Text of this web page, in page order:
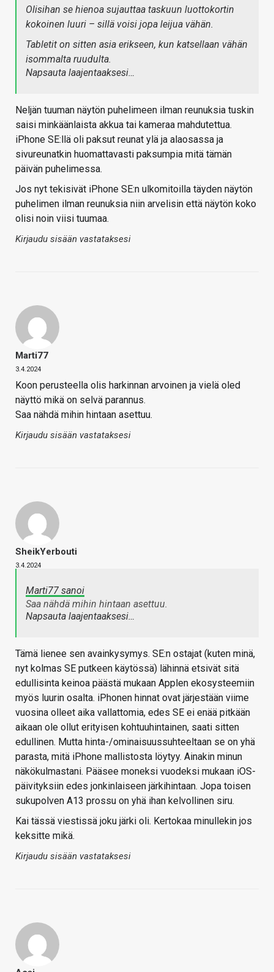
Olisihan se hienoa sujauttaa taskuun luottokortin
kokoinen luuri – sillä voisi jopa leijua vähän.
Tabletit on sitten asia erikseen, kun katsellaan vähän
isommalta ruudulta.
Napsauta laajentaaksesi…
Neljän tuuman näytön puhelimeen ilman reunuksia tuskin
saisi minkäänlaista akkua tai kameraa mahdutettua.
iPhone SE:llä oli paksut reunat ylä ja alaosassa ja
sivureunatkin huomattavasti paksumpia mitä tämän
päivän puhelimessa.
Jos nyt tekisivät iPhone SE:n ulkomitoilla täyden näytön
puhelimen ilman reunuksia niin arvelisin että näytön koko
olisi noin viisi tuumaa.
Kirjaudu sisään vastataksesi
Marti77
3.4.2024
Koon perusteella olis harkinnan arvoinen ja vielä oled
näyttö mikä on selvä parannus.
Saa nähdä mihin hintaan asettuu.
Kirjaudu sisään vastataksesi
SheikYerbouti
3.4.2024
Marti77 sanoi
Saa nähdä mihin hintaan asettuu.
Napsauta laajentaaksesi…
Tämä lienee sen avainkysymys. SE:n ostajat (kuten minä,
nyt kolmas SE putkeen käytössä) lähinnä etsivät sitä
edullisinta keinoa päästä mukaan Applen ekosysteemiin
myös luurin osalta. iPhonen hinnat ovat järjestään viime
vuosina olleet aika vallattomia, edes SE ei enää pitkään
aikaan ole ollut erityisen kohtuuhintainen, saati sitten
edullinen. Mutta hinta-/ominaisuussuhteeltaan se on yhä
parasta, mitä iPhone mallistosta löytyy. Ainakin minun
näkökulmastani. Pääsee moneksi vuodeksi mukaan iOS-
päivityksiin edes jonkinlaiseen järkihintaan. Jopa toisen
sukupolven A13 prossu on yhä ihan kelvollinen siru.
Kai tässä viestissä joku järki oli. Kertokaa minullekin jos
keksitte mikä.
Kirjaudu sisään vastataksesi